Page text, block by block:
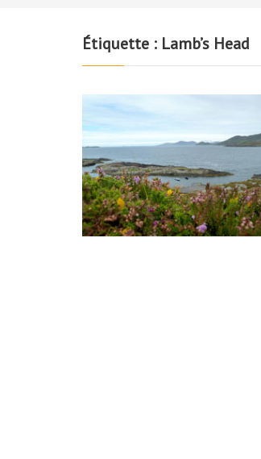
Étiquette : Lamb’s Head